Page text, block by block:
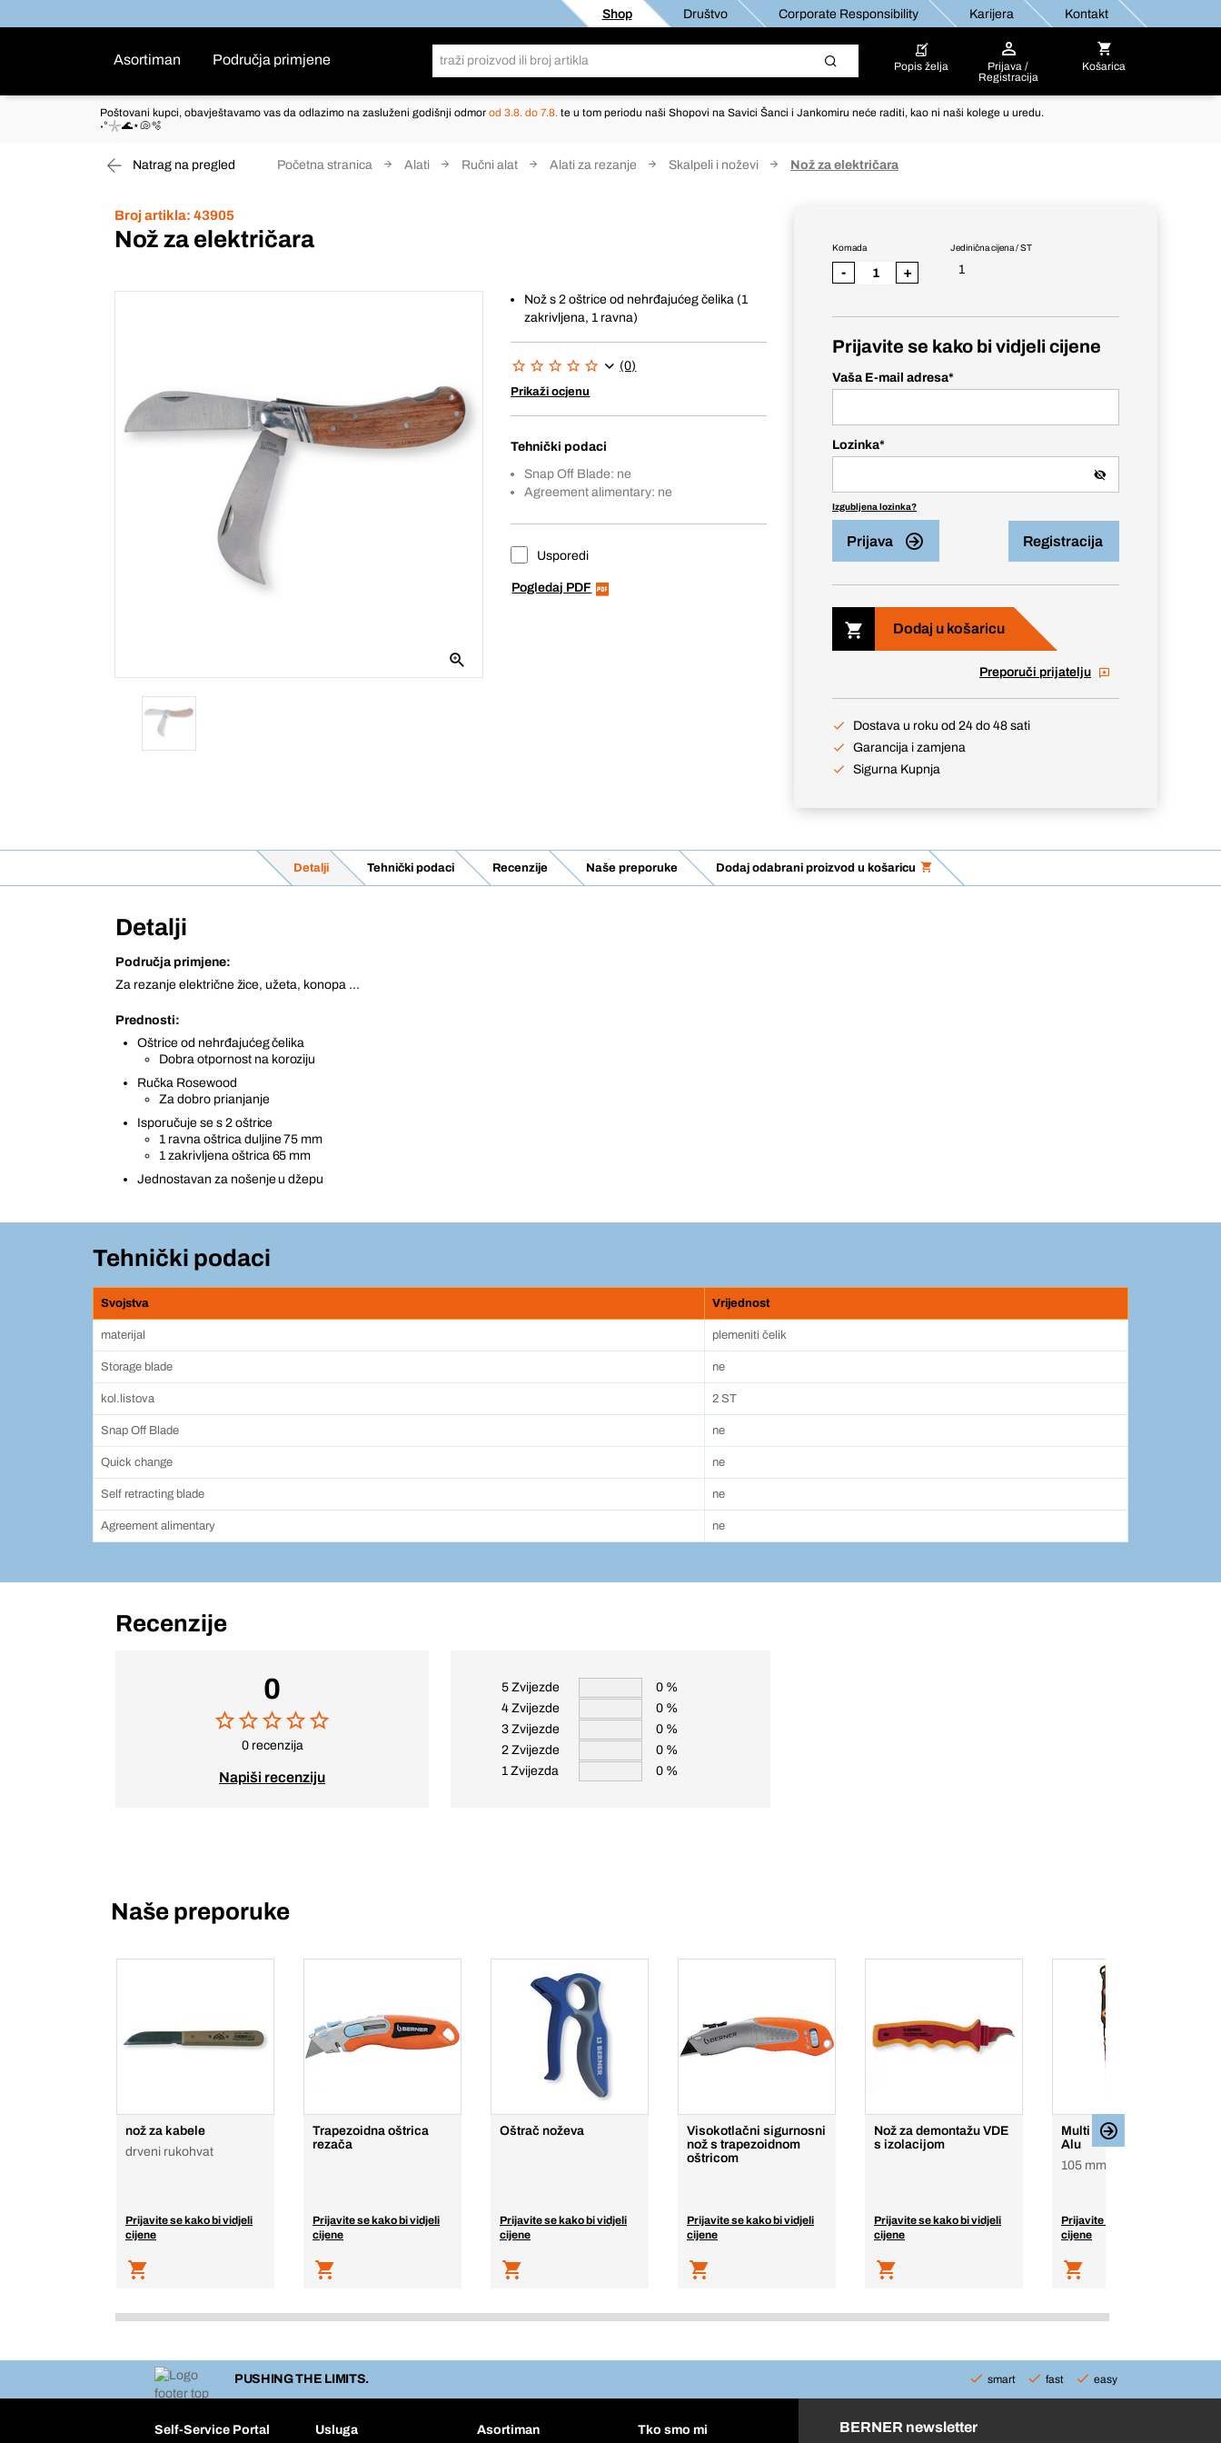
Shop Društvo Corporate Responsibility Karijera Kontakt
Asortiman Područja primjene Popis želja
Prijava /
Registracija
Košarica
Poštovani kupci, obavještavamo vas da odlazimo na zasluženi godišnji odmor od 3.8. do 7.8. te u tom periodu naši Shopovi na Savici Šanci i Jankomiru neće raditi, kao ni naši kolege u uredu.
˖°𓇼🌊⋆🐚🫧
Natrag na pregled Početna stranica Alati Ručni alat Alati za rezanje Skalpeli i noževi Nož za električara
Broj artikla: 43905
Nož za električara
Nož s 2 oštrice od nehrđajućeg čelika (1
zakrivljena, 1 ravna)
(0)
Prikaži ocjenu
Tehnički podaci
Snap Off Blade: ne
Agreement alimentary: ne
Usporedi
Pogledaj PDF
Jedinična cijena / ST
1
Komada
- +
Prijavite se kako bi vidjeli cijene
Vaša E-mail adresa*
Lozinka*
Izgubljena lozinka?
Prijava Registracija
Dodaj u košaricu
Preporuči prijatelju
Dostava u roku od 24 do 48 sati
Garancija i zamjena
Sigurna Kupnja
Detalji Tehnički podaci Recenzije Naše preporuke Dodaj odabrani proizvod u košaricu
Detalji
Područja primjene:
Za rezanje električne žice, užeta, konopa ...
Prednosti:
Oštrice od nehrđajućeg čelika
Dobra otpornost na koroziju
Ručka Rosewood
Za dobro prianjanje
Isporučuje se s 2 oštrice
1 ravna oštrica duljine 75 mm
1 zakrivljena oštrica 65 mm
Jednostavan za nošenje u džepu
Tehnički podaci
Svojstva Vrijednost
materijal plemeniti čelik
Storage blade ne
kol.listova 2 ST
Snap Off Blade ne
Quick change ne
Self retracting blade ne
Agreement alimentary ne
Recenzije
0
0 recenzija
Napiši recenziju
5 Zvijezde
0 %
4 Zvijezde
0 %
3 Zvijezde
0 %
2 Zvijezde
0 %
1 Zvijezda
0 %
Naše preporuke
nož za kabele
drveni rukohvat
Prijavite se kako bi vidjeli
cijene
Trapezoidna oštrica
rezača
Prijavite se kako bi vidjeli
cijene
Oštrač noževa
Prijavite se kako bi vidjeli
cijene
Visokotlačni sigurnosni
nož s trapezoidnom
oštricom
Prijavite se kako bi vidjeli
cijene
Nož za demontažu VDE
s izolacijom
Prijavite se kako bi vidjeli
cijene
Multi funkcijska kliješta
Alu
105 mm
Prijavite se kako bi vidjeli
cijene
PUSHING THE LIMITS. smart fast easy
Self-Service Portal Usluga Asortiman Tko smo mi BERNER newsletter